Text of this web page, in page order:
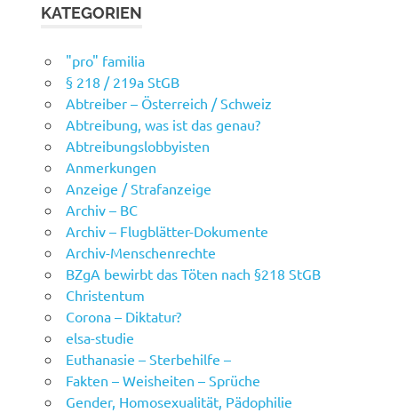
KATEGORIEN
"pro" familia
§ 218 / 219a StGB
Abtreiber – Österreich / Schweiz
Abtreibung, was ist das genau?
Abtreibungslobbyisten
Anmerkungen
Anzeige / Strafanzeige
Archiv – BC
Archiv – Flugblätter-Dokumente
Archiv-Menschenrechte
BZgA bewirbt das Töten nach §218 StGB
Christentum
Corona – Diktatur?
elsa-studie
Euthanasie – Sterbehilfe –
Fakten – Weisheiten – Sprüche
Gender, Homosexualität, Pädophilie